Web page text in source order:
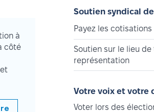
à
côté
Soutien syndical
Payez les
Soutien sur le lieu
représentation
Votre voix et votre
Voter lors des